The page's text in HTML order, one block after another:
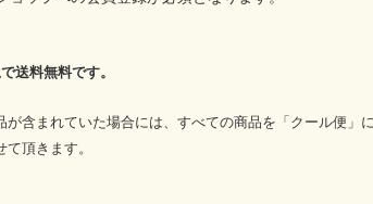
送料無料です。
含まれていた場合には、すべての商品を「クール便」
頂きます。